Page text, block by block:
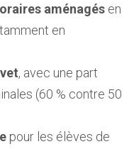
aménagés en
en
, avec une part
(60 % contre 50
pour les élèves de